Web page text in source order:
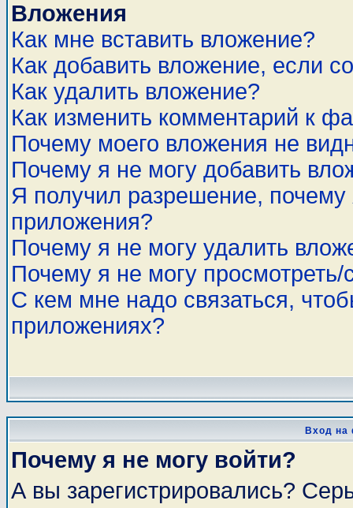
Вложения
Как мне вставить вложение?
Как добавить вложение, если
Как удалить вложение?
Как изменить комментарий к
Почему моего вложения не
Почему я не могу добавить
Я получил разрешение,
приложения?
Почему я не могу удалить
Почему я не могу просмотреть/
С кем мне надо связаться,
приложениях?
Вход на
Почему я не могу войти?
А вы зарегистрировались?